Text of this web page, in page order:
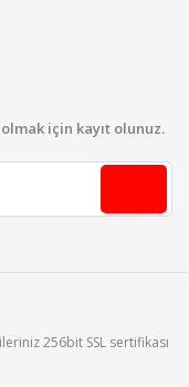
için kayıt olunuz.
256bit SSL sertifikası